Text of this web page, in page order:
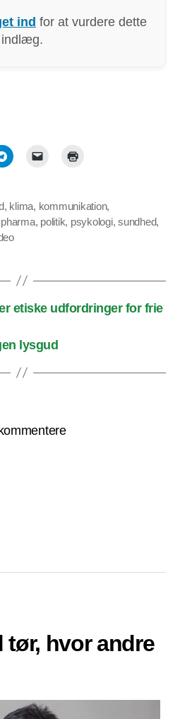
ind for at vurdere dette
indlæg.
, klima, kommunikation,
pharma, politik, psykologi,sundhed,
etiske udfordringer for frie
lysgud
hvor andre